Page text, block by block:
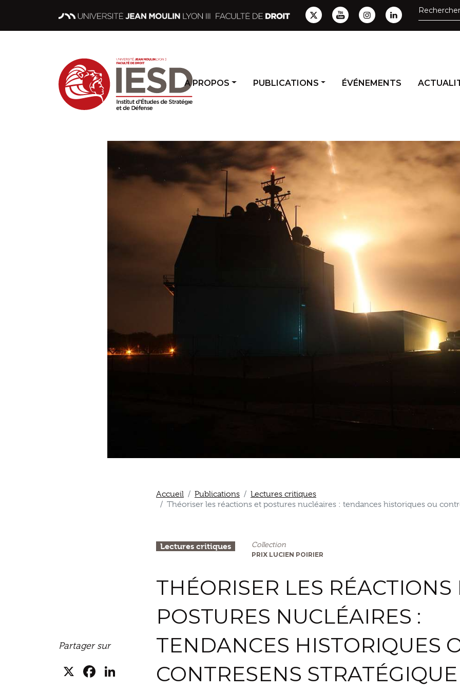
A PROPOS PUBLICATIONS ÉVÉNEMENTS
Partager sur
X Facebook
LinkedIn
Accueil Publications
Lectures critiques
Théoriser les réactions et postures nucléaires : tendances historiques ou
Lectures critiques Collection
PRIX LUCIEN POIRIER
THÉORISER LES RÉACTIONS
POSTURES NUCLÉAIRES :
TENDANCES HISTORIQUES
CONTRESENS